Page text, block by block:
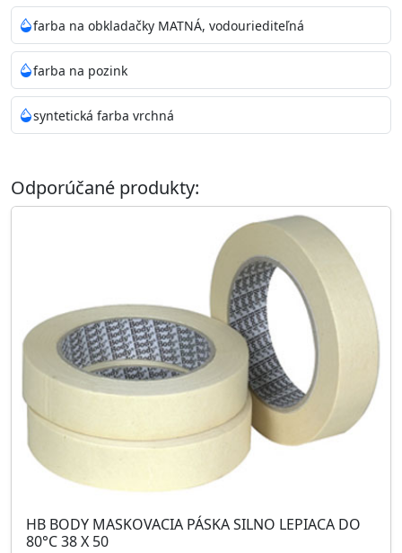
farba na obkladačky MATNÁ, vodouriediteľná
farba na pozink
syntetická farba vrchná
Odporúčané produkty:
HB BODY MASKOVACIA PÁSKA SILNO LEPIACA DO
80°C 38 X 50